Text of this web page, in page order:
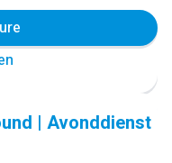
| Avonddienst